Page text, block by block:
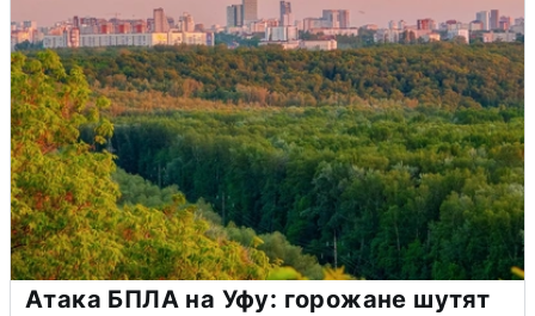
Атака БПЛА на Уфу: горожане шутят